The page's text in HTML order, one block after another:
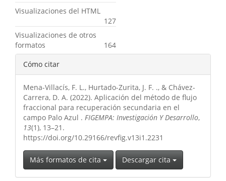
Visualizaciones del HTML
127
Visualizaciones de otros
formatos
164
Detalles
del
artículo
Cómo citar
Mena-Villacís, F. L., Hurtado-Zurita, J. F. ., & Chávez-
Carrera, D. A. (2022). Aplicación del método de flujo
fraccional para recuperación secundaria en el
campo Palo Azul . FIGEMPA: Investigación Y Desarrollo,
13(1), 13–21.
https://doi.org/10.29166/revfig.v13i1.2231
Más formatos de cita Descargar cita